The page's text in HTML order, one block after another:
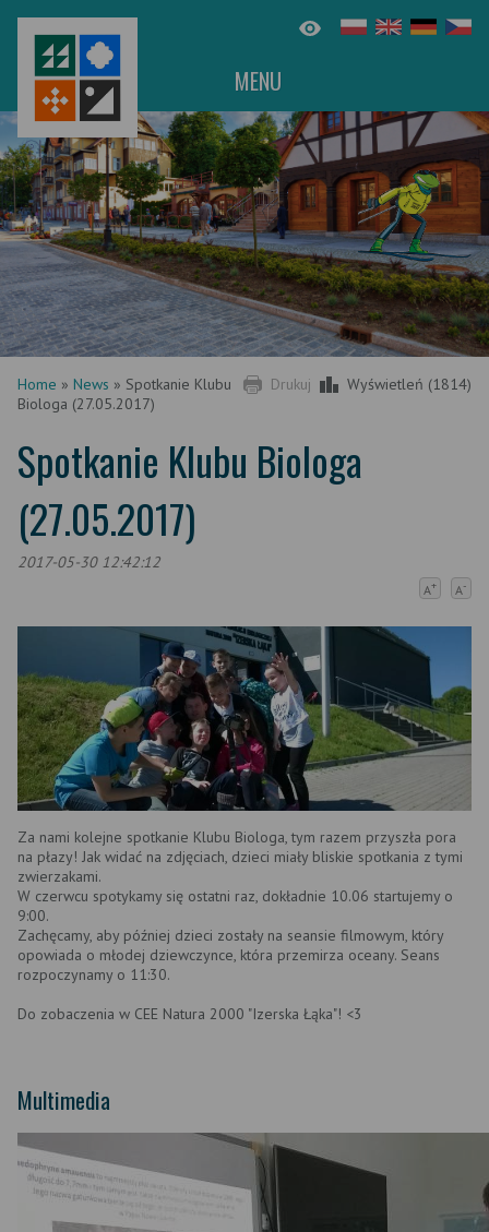
MENU
Drukuj Wyświetleń (1814)
Home » News » Spotkanie Klubu
Biologa (27.05.2017)
Spotkanie Klubu Biologa
(27.05.2017)
2017-05-30 12:42:12
A+ A-
Za nami kolejne spotkanie Klubu Biologa, tym razem przyszła pora
na płazy! Jak widać na zdjęciach, dzieci miały bliskie spotkania z tymi
zwierzakami.
W czerwcu spotykamy się ostatni raz, dokładnie 10.06 startujemy o
9:00.
Zachęcamy, aby później dzieci zostały na seansie filmowym, który
opowiada o młodej dziewczynce, która przemirza oceany. Seans
rozpoczynamy o 11:30.
Do zobaczenia w CEE Natura 2000 "Izerska Łąka"! <3
Multimedia